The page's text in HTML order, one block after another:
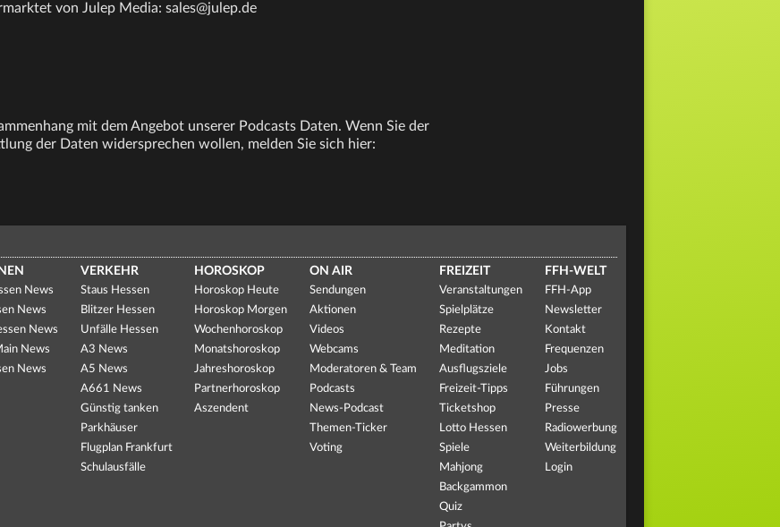
von Julep Media: sales@julep.de
mit dem Angebot unserer Podcasts Daten. Wenn Sie der
der Daten widersprechen wollen, melden Sie sich hier:
News
News
News
News
News
VERKEHR
Staus Hessen
Blitzer Hessen
Unfälle Hessen
A3 News
A5 News
A661 News
Günstig tanken
Parkhäuser
Flugplan Frankfurt
Schulausfälle
HOROSKOP
Horoskop Heute
Horoskop Morgen
Wochenhoroskop
Monatshoroskop
Jahreshoroskop
Partnerhoroskop
Aszendent
ON AIR
Sendungen
Aktionen
Videos
Webcams
Moderatoren & Team
Podcasts
News-Podcast
Themen-Ticker
Voting
FREIZEIT
Veranstaltungen
Spielplätze
Rezepte
Meditation
Ausflugsziele
Freizeit-Tipps
Ticketshop
Lotto Hessen
Spiele
Mahjong
Backgammon
Quiz
FFH-WELT
FFH-App
Newsletter
Kontakt
Frequenzen
Jobs
Führungen
Presse
Radiowerbung
Weiterbildung
Login